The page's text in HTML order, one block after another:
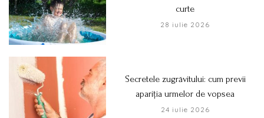
curte
28 iulie 2026
Secretele zugrăvitului: cum previi
apariția urmelor de vopsea
24 iulie 2026